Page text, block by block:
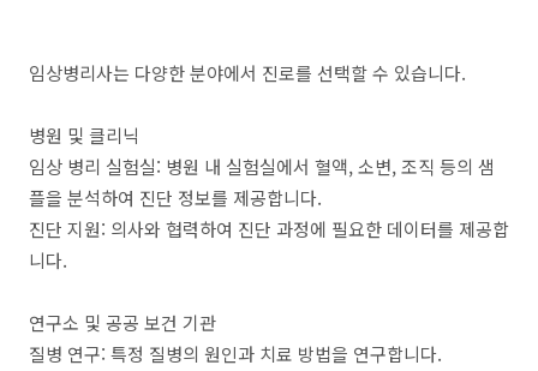
임상병리사는 다양한 분야에서 진로를 선택할 수 있습니다.
병원 및 클리닉
임상 병리 실험실: 병원 내 실험실에서 혈액, 소변, 조직 등의 샘
플을 분석하여 진단 정보를 제공합니다.
진단 지원: 의사와 협력하여 진단 과정에 필요한 데이터를 제공합
니다.
연구소 및 공공 보건 기관
질병 연구: 특정 질병의 원인과 치료 방법을 연구합니다.